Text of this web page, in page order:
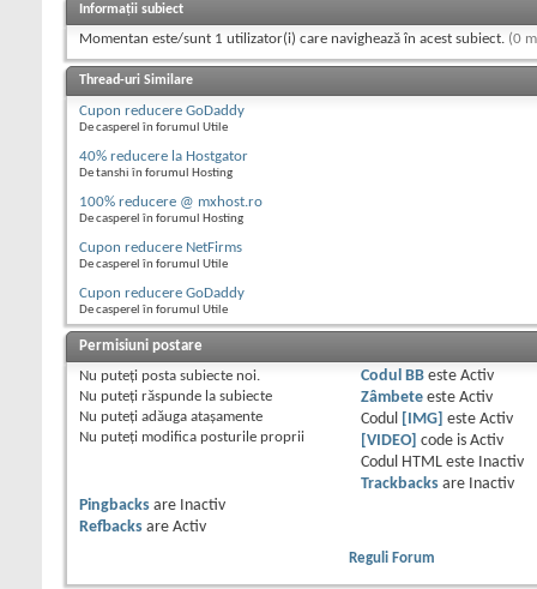
Informații subiect
Momentan este/sunt 1 utilizator(i) care navighează în acest subiect. (0
Thread-uri Similare
Cupon reducere GoDaddy
De casperel în forumul Utile
40% reducere la Hostgator
De tanshi în forumul Hosting
100% reducere @ mxhost.ro
De casperel în forumul Hosting
Cupon reducere NetFirms
De casperel în forumul Utile
Cupon reducere GoDaddy
De casperel în forumul Utile
Permisiuni postare
Nu puteţi posta subiecte noi.
Nu puteţi răspunde la subiecte
Nu puteţi adăuga ataşamente
Nu puteţi modifica posturile proprii
Codul BBeste Activ
Zâmbeteeste Activ
Codul
[IMG] este Activ
[VIDEO] code is Activ
Codul HTML este
Inactiv
Trackbacksare
Inactiv
Pingbacks are
Inactiv
Refbacks are Activ
Reguli Forum